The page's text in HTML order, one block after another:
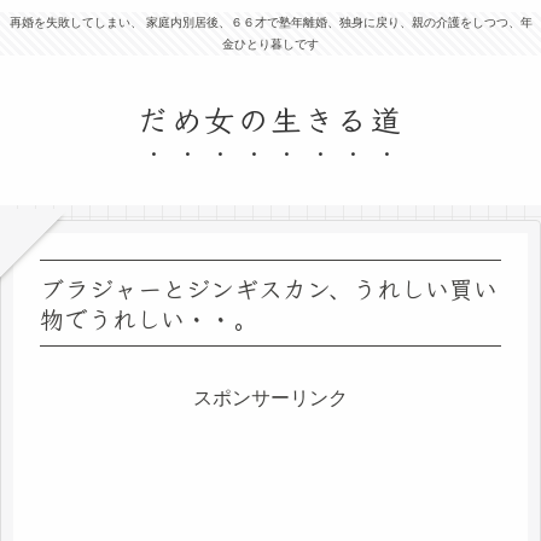
再婚を失敗してしまい、 家庭内別居後、６６才で塾年離婚、独身に戻り、親の介護をしつつ、年
金ひとり暮しです
だめ女の生きる道
ブラジャーとジンギスカン、うれしい買い
物でうれしい・・。
スポンサーリンク